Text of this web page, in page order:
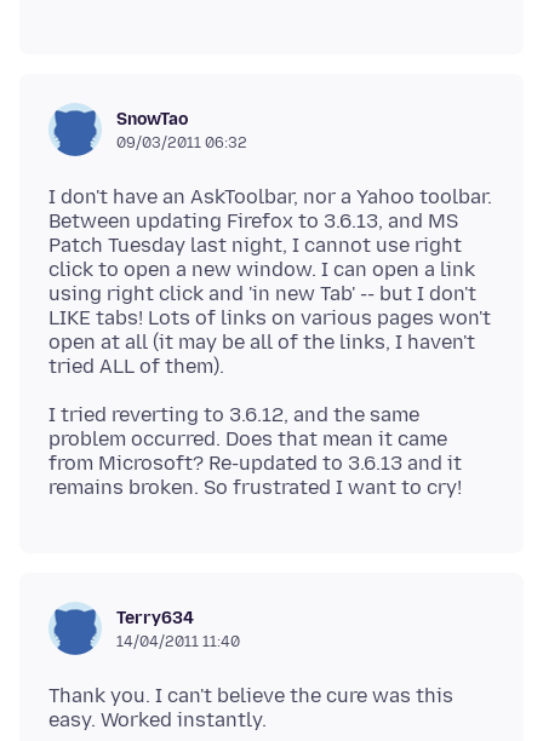
SnowTao
09/03/2011 06:32
I don't have an AskToolbar, nor a Yahoo toolbar.
Between updating Firefox to 3.6.13, and MS
Patch Tuesday last night, I cannot use right
click to open a new window. I can open a link
using right click and 'in new Tab' -- but I don't
LIKE tabs! Lots of links on various pages won't
open at all (it may be all of the links, I haven't
I tried reverting to 3.6.12, and the same
problem occurred. Does that mean it came
from Microsoft? Re-updated to 3.6.13 and it
Terry634
14/04/2011 11:40
Thank you. I can't believe the cure was this